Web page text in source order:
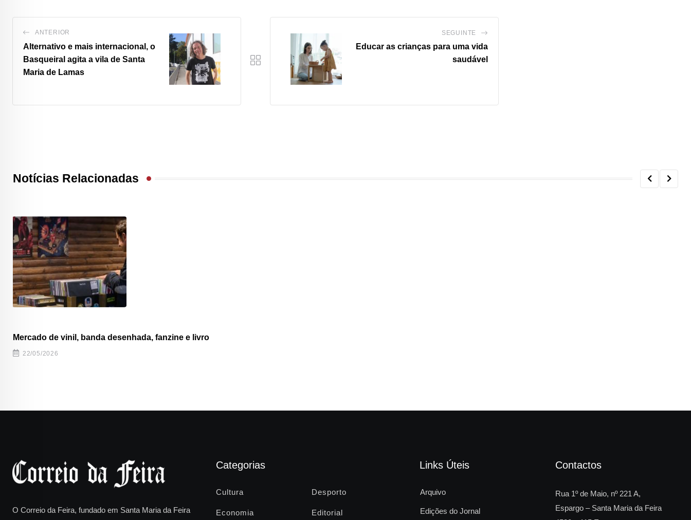
ANTERIOR
Alternativo e mais internacional, o
Basqueiral agita a vila de Santa
Maria de Lamas
SEGUINTE
Educar as crianças para uma vida
saudável
Notícias Relacionadas
Mercado de vinil, banda desenhada, fanzine e livro
22/05/2026
O Correio da Feira, fundado em Santa Maria da Feira
Categorias
Cultura Desporto
Economia Editorial
Links Úteis
Arquivo
Edições do Jornal
Contactos
Rua 1º de Maio, nº 221 A,
Espargo – Santa Maria da Feira